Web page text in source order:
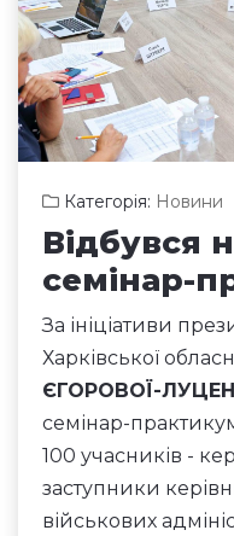
Категорія: Новини
Відбувся
семінар-
За ініціативи
Харківської
ЄГОРОВОЇ-
семінар-
100 учасників -
заступники
військових